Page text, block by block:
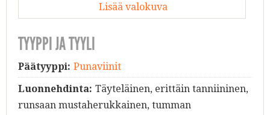
Lisää valokuva
TYYPPI JA TYYLI
Päätyyppi: Punaviinit
Luonnehdinta: Täyteläinen, erittäin tanniininen,
runsaan mustaherukkainen, tumman